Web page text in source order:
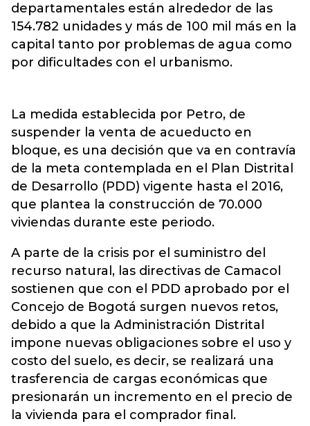
departamentales están alrededor de las
154.782 unidades y más de 100 mil más en la
capital tanto por problemas de agua como
por dificultades con el urbanismo.
La medida establecida por Petro, de
suspender la venta de acueducto en
bloque, es una decisión que va en contravía
de la meta contemplada en el Plan Distrital
de Desarrollo (PDD) vigente hasta el 2016,
que plantea la construcción de 70.000
viviendas durante este periodo.
A parte de la crisis por el suministro del
recurso natural, las directivas de Camacol
sostienen que con el PDD aprobado por el
Concejo de Bogotá surgen nuevos retos,
debido a que la Administración Distrital
impone nuevas obligaciones sobre el uso y
costo del suelo, es decir, se realizará una
trasferencia de cargas económicas que
presionarán un incremento en el precio de
la vivienda para el comprador final.